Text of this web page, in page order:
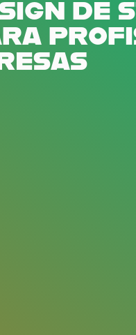
DE